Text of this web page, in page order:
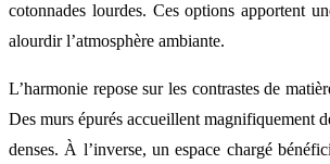
cotonnades lourdes. Ces options apportent
alourdir l’atmosphère ambiante.
L’harmonie repose sur les contrastes de
Des murs épurés accueillent magnifiquement
denses. À l’inverse, un espace chargé